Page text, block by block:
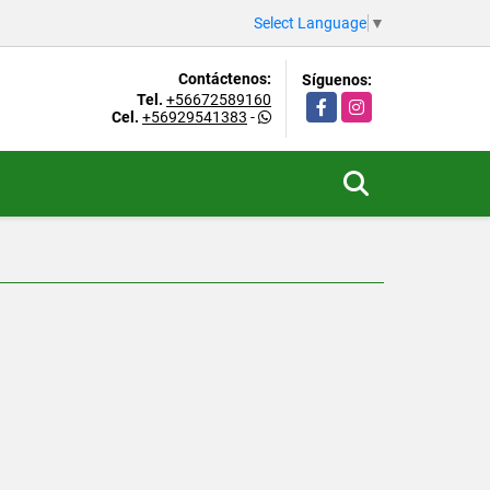
Select Language ▼
Contáctenos:
Tel. +56672589160
Cel. +56929541383 -
Síguenos:
FacebookInstagram